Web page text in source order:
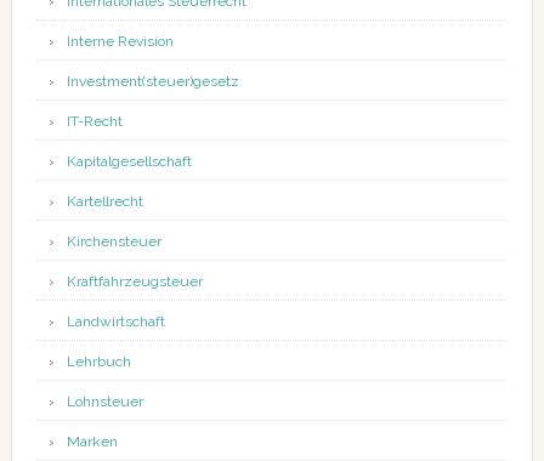
Interne Revision
Investment(steuer)gesetz
IT-Recht
Kapitalgesellschaft
Kartellrecht
Kirchensteuer
Kraftfahrzeugsteuer
Landwirtschaft
Lehrbuch
Lohnsteuer
Marken